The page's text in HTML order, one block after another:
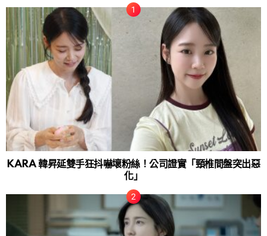
KARA 韓昇延雙手狂抖嚇壞粉絲！公司證實「頸椎間盤突出惡
化」